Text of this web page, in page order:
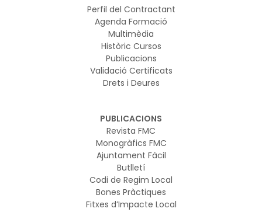
Perfil del Contractant
Agenda Formació
Multimèdia
Històric Cursos
Publicacions
Validació Certificats
Drets i Deures
PUBLICACIONS
Revista FMC
Monogràfics FMC
Ajuntament Fàcil
Butlletí
Codi de Regim Local
Bones Pràctiques
Fitxes d’Impacte Local